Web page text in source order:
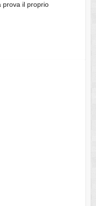
prova il proprio